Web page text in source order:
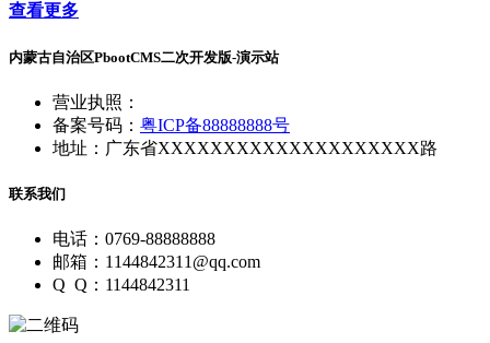
查看更多
内蒙古自治区PbootCMS二次开发版-演示站
营业执照：
备案号码： 粤ICP备88888888号
地址：广东省XXXXXXXXXXXXXXXXXXXX路
联系我们
电话：0769-88888888
邮箱：1144842311@qq.com
Q Q：1144842311